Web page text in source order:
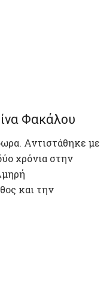
Φακάλου
Αντιστάθηκε με
χρόνια στην
και την